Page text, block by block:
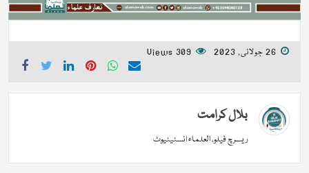
26 جولائی, 2023 309 Views
بلال کرامت
ریسرچ فیلو، العلماء انسٹیٹیوٹ